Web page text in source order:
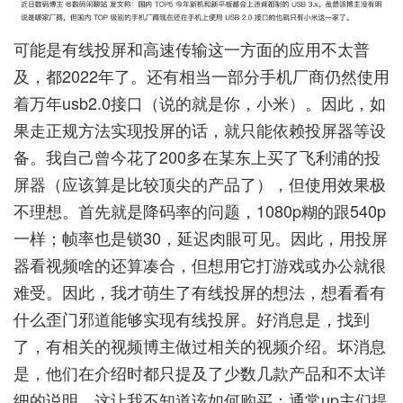
可能是有线投屏和高速传输这一方面的应用不太普
及，都2022年了。还有相当一部分手机厂商仍然使用
着万年usb2.0接口（说的就是你，小米）。因此，如
果走正规方法实现投屏的话，就只能依赖投屏器等设
备。我自己曾今花了200多在某东上买了飞利浦的投
屏器（应该算是比较顶尖的产品了），但使用效果极
不理想。首先就是降码率的问题，1080p糊的跟540p
一样；帧率也是锁30，延迟肉眼可见。因此，用投屏
器看视频啥的还算凑合，但想用它打游戏或办公就很
难受。因此，我才萌生了有线投屏的想法，想看看有
什么歪门邪道能够实现有线投屏。好消息是，找到
了，有相关的视频博主做过相关的视频介绍。坏消息
是，他们在介绍时都只提及了少数几款产品和不太详